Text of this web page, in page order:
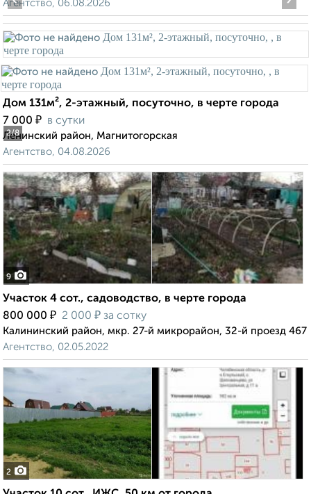
Агентство, 06.08.2026
2/8
Дом 131м², 2-этажный, посуточно, в черте города
7 000 ₽ в сутки
Ленинский район, Магнитогорская
Агентство, 04.08.2026
9
Участок 4 сот., садоводство, в черте города
800 000 ₽ 2 000 ₽ за сотку
Калининский район, мкр. 27-й микрорайон, 32-й проезд 467
Агентство, 02.05.2022
2